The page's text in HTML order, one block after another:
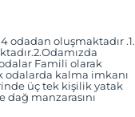
odadan oluşmaktadır .1.
Famili olarak
odalarda kalma imkanı
üç tek kişilik yatak
manzarasını